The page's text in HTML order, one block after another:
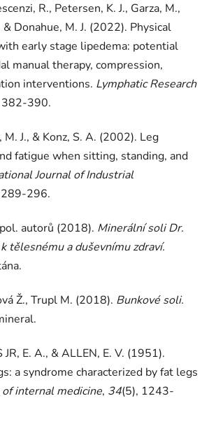
R., Petersen, K. J., Garza, M.,
& Donahue, M. J. (2022). Physical
early stage lipedema: potential
manual therapy, compression,
interventions. Lymphatic Research
382-390.
M. J., & Konz, S. A. (2002). Leg
fatigue when sitting, standing, and
Journal of Industrial
296.
autorů (2018). Minerální soli Dr.
tělesnému a duševnímu zdraví.
Ž., Trupl M. (2018). Bunkové soli.
JR, E. A., & ALLEN, E. V. (1951).
a syndrome characterized by fat legs
internal medicine, 34(5), 1243-